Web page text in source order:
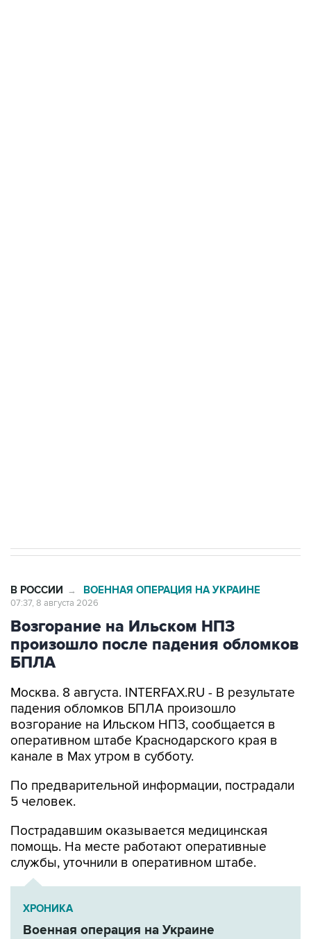
В РОССИИ → ВОЕННАЯ ОПЕРАЦИЯ НА УКРАИНЕ
07:37, 8 августа 2026
Возгорание на Ильском НПЗ
произошло после падения обломков
БПЛА
Москва. 8 августа. INTERFAX.RU - В результате
падения обломков БПЛА произошло
возгорание на Ильском НПЗ, сообщается в
оперативном штабе Краснодарского края в
канале в Max утром в субботу.
По предварительной информации, пострадали
5 человек.
Пострадавшим оказывается медицинская
помощь. На месте работают оперативные
службы, уточнили в оперативном штабе.
ХРОНИКА
Военная операция на Украине